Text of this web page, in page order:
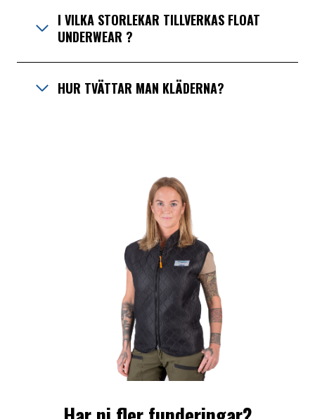
I VILKA STORLEKAR TILLVERKAS FLOAT
UNDERWEAR ?
HUR TVÄTTAR MAN KLÄDERNA?